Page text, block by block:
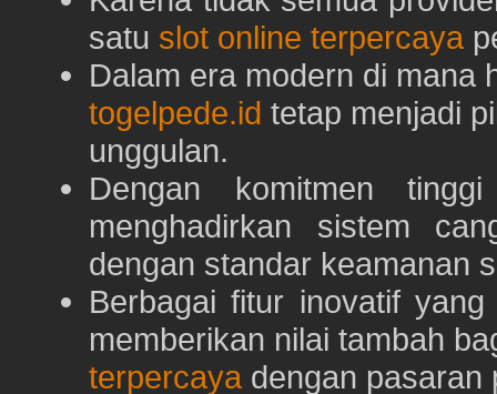
satu slot online terpercaya
Dalam era modern di mana
togelpede.id tetap menjadi
unggulan.
Dengan komitmen
menghadirkan sistem
dengan standar keamanan
Berbagai fitur inovatif
memberikan nilai tambah
terpercaya dengan pasaran